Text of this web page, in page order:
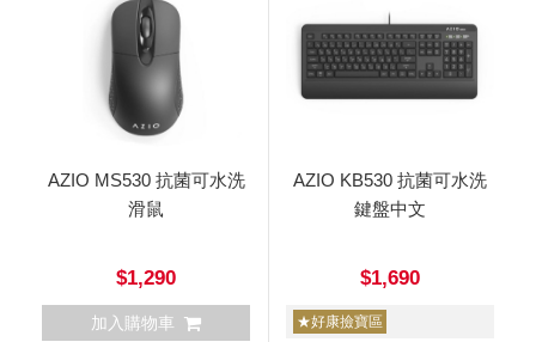
AZIO MS530 抗菌可水洗
滑鼠
$1,290
加入購物車
AZIO KB530 抗菌可水洗
鍵盤中文
$1,690
★好康撿寶區